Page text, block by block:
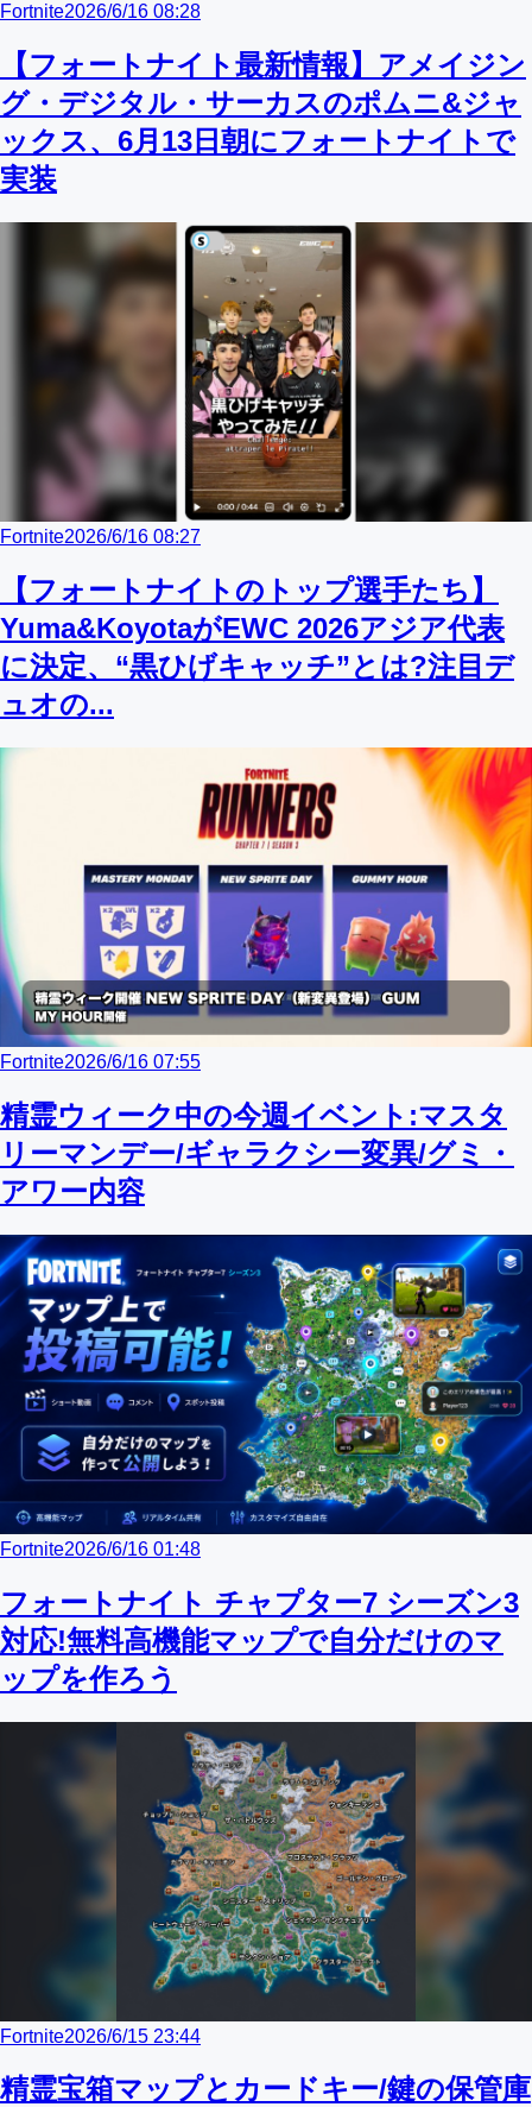
Fortnite2026/6/16 08:28
【フォートナイト最新情報】アメイジン
グ・デジタル・サーカスのポムニ&ジャ
ックス、6月13日朝にフォートナイトで
実装
Fortnite2026/6/16 08:27
【フォートナイトのトップ選手たち】
Yuma&KoyotaがEWC 2026アジア代表
に決定、“黒ひげキャッチ”とは?注目デ
ュオの...
Fortnite2026/6/16 07:55
精霊ウィーク中の今週イベント:マスタ
リーマンデー/ギャラクシー変異/グミ・
アワー内容
Fortnite2026/6/16 01:48
フォートナイト チャプター7 シーズン3
対応!無料高機能マップで自分だけのマ
ップを作ろう
Fortnite2026/6/15 23:44
精霊宝箱マップとカードキー/鍵の保管庫